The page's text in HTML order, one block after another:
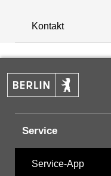
+
−
Kontakt
Service
Service-App